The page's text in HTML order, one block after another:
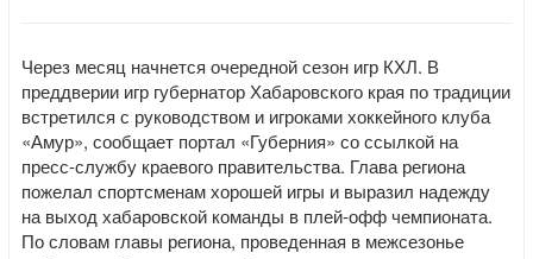
Через месяц начнется очередной сезон игр КХЛ. В
преддверии игр губернатор Хабаровского края по традиции
встретился с руководством и игроками хоккейного клуба
«Амур», сообщает портал «Губерния» со ссылкой на
пресс-службу краевого правительства. Глава региона
пожелал спортсменам хорошей игры и выразил надежду
на выход хабаровской команды в плей-офф чемпионата.
По словам главы региона, проведенная в межсезонье